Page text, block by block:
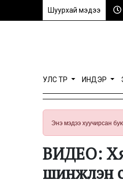
Шуурхай мэдээ
УЛС ТӨР ИНДЭР
Энэ мэдээ хуучирсан
ВИДЕО:
шинжлэн